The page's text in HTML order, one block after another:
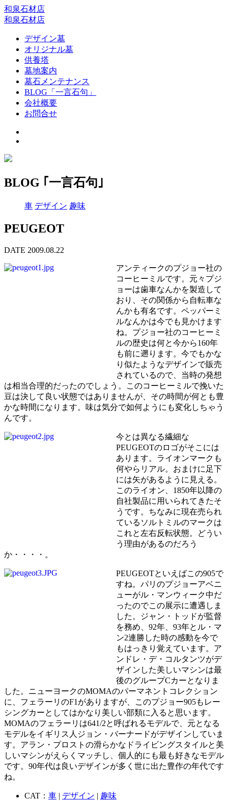
和泉石材店
和泉石材店
デザイン墓
オリジナル墓
供養塔
墓地案内
墓石メンテナンス
BLOG「一言石句」
会社概要
お問合せ
BLOG ｢一言石句｣
車 デザイン 趣味
PEUGEOT
DATE 2009.08.22
アンティークのプジョー社の
コーヒーミルです。元々プジ
ョーは歯車なんかを製造して
おり、その関係から自転車な
んかも有名です。ペッパーミ
ルなんかは今でも見かけます
ね。プジョー社のコーヒーミ
ルの歴史は何と今から160年
も前に遡ります。今でもかな
り似たようなデザインで販売
されているので、当時の発想
は相当合理的だったのでしょう。このコーヒーミルで挽いた
豆は決して良い状態ではありませんが、その時間が何とも豊
かな時間になります。味は気分で如何ようにも変化しちゃう
んです。
今とは異なる繊細な
PEUGEOTのロゴがそこには
あります。ライオンマークも
何やらリアル。おまけに足下
には矢があるように見える。
このライオン、1850年以降の
自社製品に用いられてきたそ
うです。ちなみに現在売られ
ているソルトミルのマークは
これと左右反転状態。どうい
う理由があるのだろう
か・・・・。
PEUGEOTといえばこの905で
すね。パリのプジョーアベニ
ューがル・マンウィーク中だ
ったのでこの展示に遭遇しま
した。ジャン・トッドが監督
を務め、92年、93年とル・マ
ン2連勝した時の感動を今で
もはっきり覚えています。ア
ンドレ・デ・コルタンツがデ
ザインした美しいマシンは最
後のグループCカーとなりま
した。ニューヨークのMOMAのパーマネントコレクション
に、フェラーリのF1がありますが、このプジョー905もレー
シングカーとしてはかなり美しい部類に入ると思います。
MOMAのフェラーリは641/2と呼ばれるモデルで、元となる
モデルをイギリス人ジョン・バーナードがデザインしていま
す。アラン・プロストの滑らかなドライビングスタイルと美
しいマシンがえらくマッチし、個人的にも最も好きなモデル
です。90年代は良いデザインが多く世に出た豊作の年代です
ね。
CAT： 車 | デザイン | 趣味